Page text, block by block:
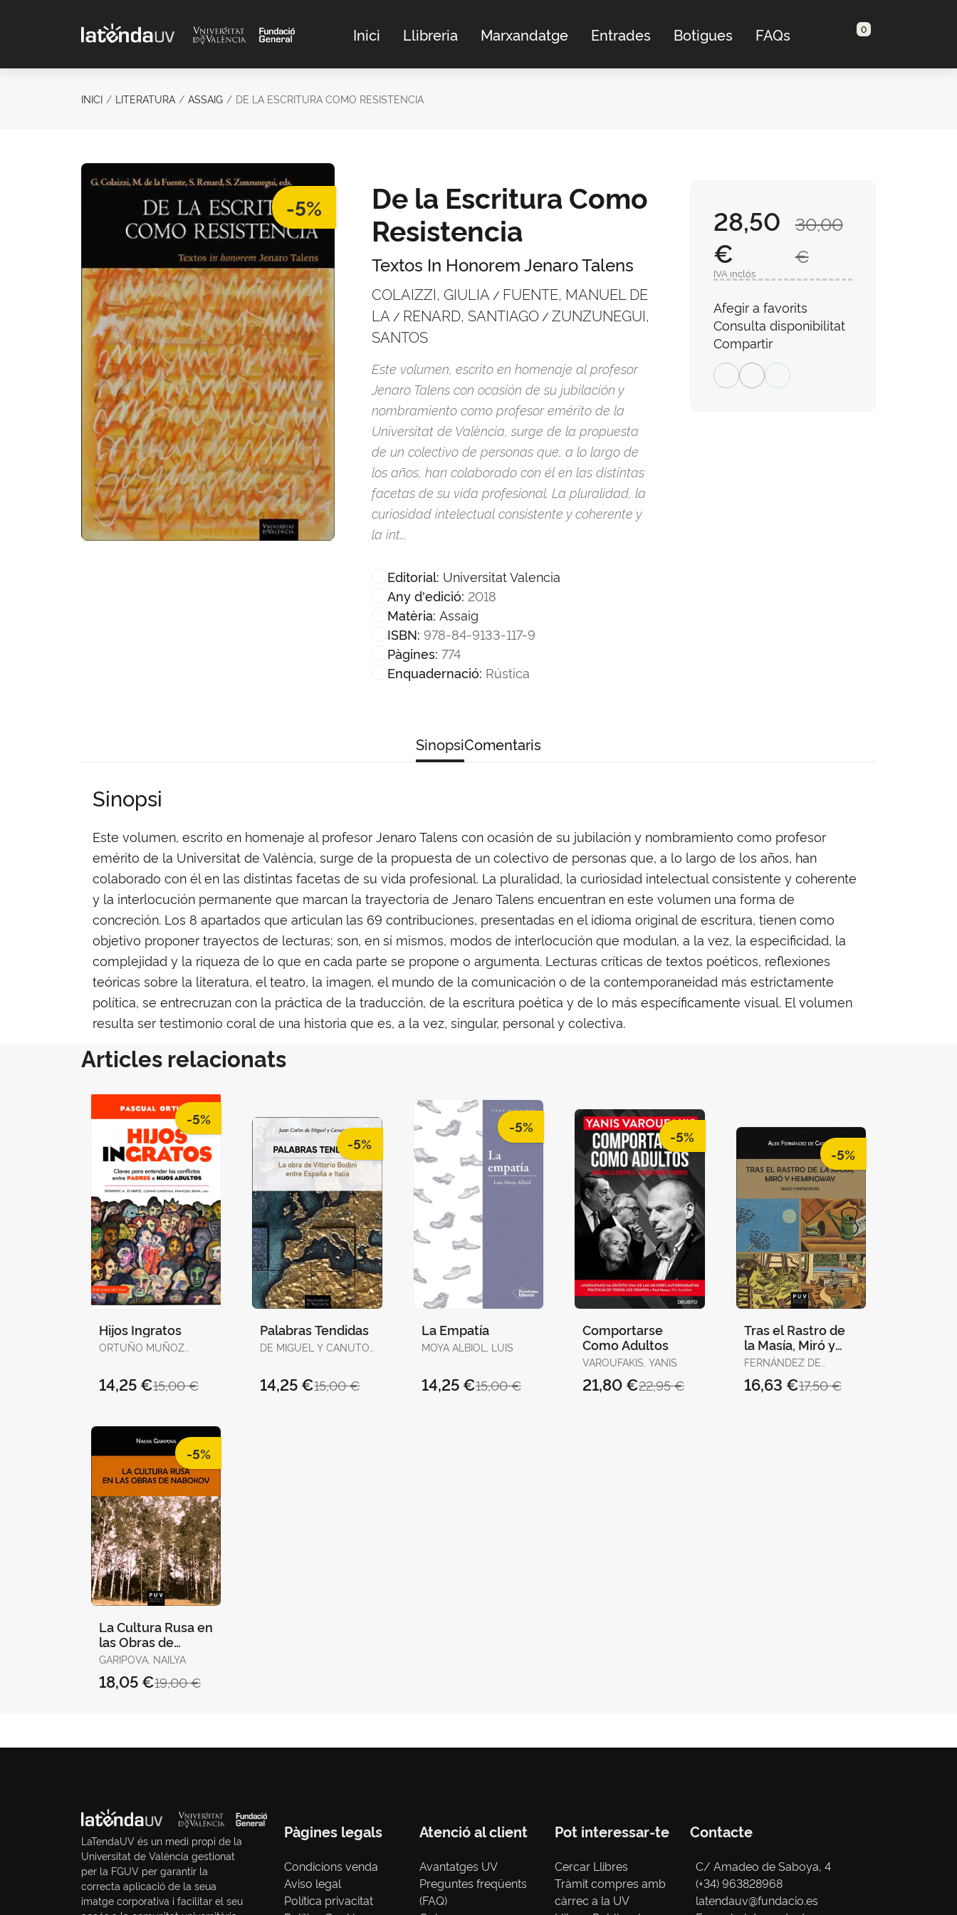
Inici Llibreria Marxandatge Entrades Botigues FAQs 0
INICI LITERATURA ASSAIG DE LA ESCRITURA COMO RESISTENCIA
-5%
De la Escritura Como
Resistencia
Textos In Honorem Jenaro Talens
COLAIZZI, GIULIA / FUENTE, MANUEL DE
LA / RENARD, SANTIAGO / ZUNZUNEGUI,
SANTOS
Este volumen, escrito en homenaje al profesor
Jenaro Talens con ocasión de su jubilación y
nombramiento como profesor emérito de la
Universitat de València, surge de la propuesta
de un colectivo de personas que, a lo largo de
los años, han colaborado con él en las distintas
facetas de su vida profesional. La pluralidad, la
curiosidad intelectual consistente y coherente y
la int...
Editorial: Universitat Valencia
Any d'edició: 2018
Matèria: Assaig
ISBN: 978-84-9133-117-9
Pàgines: 774
Enquadernació: Rústica
30,00
€
28,50
€
IVA inclós
Afegir a favorits
Consulta disponibilitat
Compartir
SinopsiComentaris
Sinopsi
Este volumen, escrito en homenaje al profesor Jenaro Talens con ocasión de su jubilación y nombramiento como profesor
emérito de la Universitat de València, surge de la propuesta de un colectivo de personas que, a lo largo de los años, han
colaborado con él en las distintas facetas de su vida profesional. La pluralidad, la curiosidad intelectual consistente y coherente
y la interlocución permanente que marcan la trayectoria de Jenaro Talens encuentran en este volumen una forma de
concreción. Los 8 apartados que articulan las 69 contribuciones, presentadas en el idioma original de escritura, tienen como
objetivo proponer trayectos de lecturas; son, en sí mismos, modos de interlocución que modulan, a la vez, la especificidad, la
complejidad y la riqueza de lo que en cada parte se propone o argumenta. Lecturas críticas de textos poéticos, reflexiones
teóricas sobre la literatura, el teatro, la imagen, el mundo de la comunicación o de la contemporaneidad más estrictamente
política, se entrecruzan con la práctica de la traducción, de la escritura poética y de lo más específicamente visual. El volumen
resulta ser testimonio coral de una historia que es, a la vez, singular, personal y colectiva.
Articles relacionats
-5%
Hijos Ingratos
ORTUÑO MUÑOZ
15,00 €
14,25 €
-5%
Palabras Tendidas
DE MIGUEL Y CANUTO,
15,00 €
14,25 €
-5%
La Empatía
MOYA ALBIOL, LUIS
15,00 €
14,25 €
-5%
Comportarse
Como Adultos
VAROUFAKIS, YANIS
22,95 €
21,80 €
-5%
Tras el Rastro de
la Masía, Miró y
Hemingway
FERNÁNDEZ DE
17,50 €
16,63 €
-5%
La Cultura Rusa en
las Obras de
Nabokov
GARIPOVA, NAILYA
19,00 €
18,05 €
LaTendaUV és un medi propi de la
Universitat de València gestionat
per la FGUV per garantir la
correcta aplicació de la seua
imatge corporativa i facilitar el seu
Pàgines legals
Condicions venda
Aviso legal
Política privacitat
Atenció al client
Avantatges UV
Preguntes freqüents
(FAQ)
Pot interessar-te
Cercar Llibres
Tràmit compres amb
càrrec a la UV
Contacte
C/ Amadeo de Saboya, 4
(+34) 963828968
latendauv@fundacio.es